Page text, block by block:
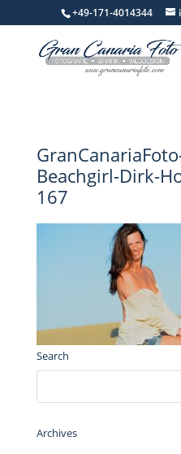
+49-171-4014344
Beachgirl-Dirk-
167
Search
Archives